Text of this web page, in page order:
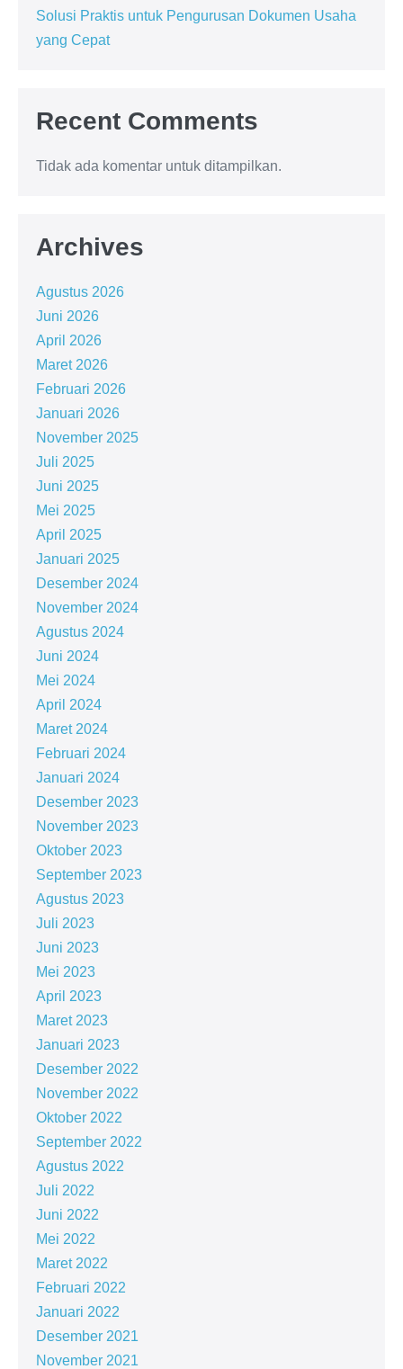
Solusi Praktis untuk Pengurusan Dokumen Usaha
yang Cepat
Recent Comments
Tidak ada komentar untuk ditampilkan.
Archives
Agustus 2026
Juni 2026
April 2026
Maret 2026
Februari 2026
Januari 2026
November 2025
Juli 2025
Juni 2025
Mei 2025
April 2025
Januari 2025
Desember 2024
November 2024
Agustus 2024
Juni 2024
Mei 2024
April 2024
Maret 2024
Februari 2024
Januari 2024
Desember 2023
November 2023
Oktober 2023
September 2023
Agustus 2023
Juli 2023
Juni 2023
Mei 2023
April 2023
Maret 2023
Januari 2023
Desember 2022
November 2022
Oktober 2022
September 2022
Agustus 2022
Juli 2022
Juni 2022
Mei 2022
Maret 2022
Februari 2022
Januari 2022
Desember 2021
November 2021